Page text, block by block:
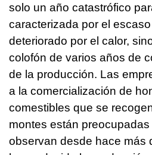
solo un año catastrófico
caracterizada por el
deteriorado por el calor,
colofón de varios años de
de la producción. Las
a la comercialización de
comestibles que se
montes están
observan desde hace más